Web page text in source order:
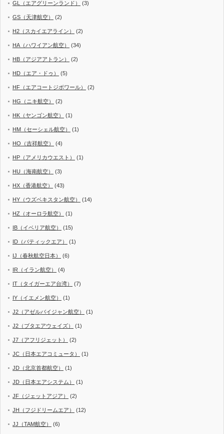
GL（エアグリーンランド） (3)
GS（天津航空） (2)
H2（スカイエアライン） (2)
HA（ハワイアン航空） (34)
HB（アジアアトラン） (2)
HD（エア・ドゥ） (5)
HF（エアコートジボワール） (2)
HG（ニキ航空） (2)
HK（ヤンゴン航空） (1)
HM（セーシェル航空） (1)
HO（吉祥航空） (4)
HP（アメリカウエスト） (1)
HU（海南航空） (3)
HX（香港航空） (43)
HY（ウズベキスタン航空） (14)
HZ（オーロラ航空） (1)
IB（イベリア航空） (15)
ID（バティックエア） (1)
IJ（春秋航空日本） (6)
IR（イラン航空） (4)
IT（タイガーエア台湾） (7)
IY（イエメン航空） (1)
J2（アゼルバイジャン航空） (1)
J2（ブタエアウェイズ） (1)
J7（アフリジェット） (2)
JC（日本エアコミュータ） (1)
JD（北京首都航空） (1)
JD（日本エアシステム） (1)
JF（ジェットアジア） (2)
JH（フジドリームエア） (12)
JJ（TAM航空） (6)